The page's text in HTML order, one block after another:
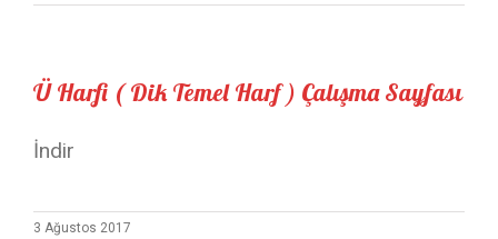
Ü Harfi ( Dik Temel Harf ) Çalışma Sayfası
İndir
3 Ağustos 2017